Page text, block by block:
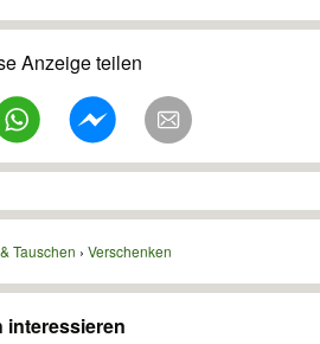
Anzeige teilen
Tauschen Verschenken
interessieren